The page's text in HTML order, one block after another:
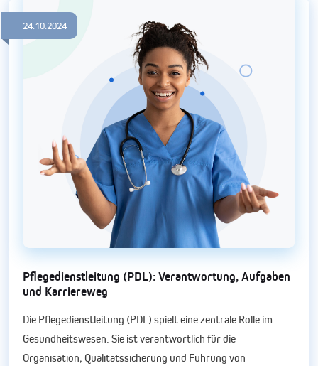
24.10.2024
Pflegedienstleitung (PDL): Verantwortung, Aufgaben
und Karriereweg
Die Pflegedienstleitung (PDL) spielt eine zentrale Rolle im
Gesundheitswesen. Sie ist verantwortlich für die
Organisation, Qualitätssicherung und Führung von